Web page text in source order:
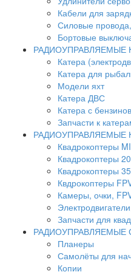
Кабели для
Силовые
Бортовые
РАДИОУПРАВЛЯЕМЫЕ
Катера
Катера для
Модели яхт
Катера ДВС
Катера с
Запчасти к
РАДИОУПРАВЛЯЕМЫЕ
Квадрокоптеры
Квадрокоптеры
Квадрокоптеры
Квдрокоптеры
Камеры, очки,
Запчасти для
РАДИОУПРАВЛЯЕМЫЕ
Планеры
Самолёты для
Копии